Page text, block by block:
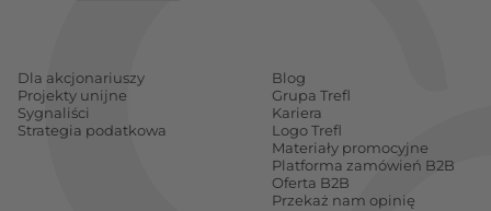
Dla akcjonariuszy
Projekty unijne
Sygnaliści
Strategia podatkowa
Blog
Grupa Trefl
Kariera
Logo Trefl
Materiały promocyjne
Platforma zamówień B2B
Oferta B2B
Przekaż nam opinię